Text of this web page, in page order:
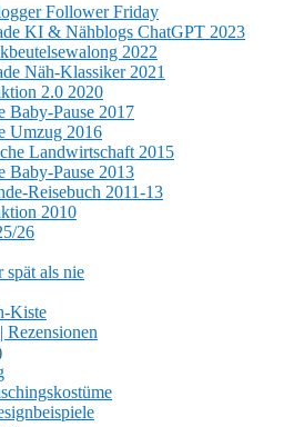
Follower Friday
KI & Nähblogs ChatGPT 2023
2022
Näh-Klassiker 2021
2.0 2020
Baby-Pause 2017
Umzug 2016
Landwirtschaft 2015
Baby-Pause 2013
Reisebuch 2011-13
2010
26
als nie
Kiste